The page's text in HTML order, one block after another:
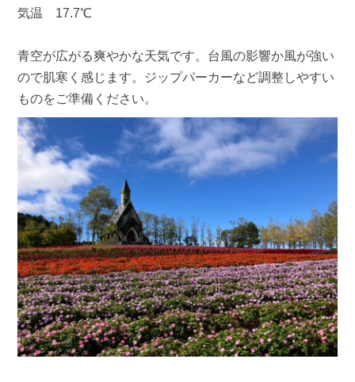
気温 17.7℃
青空が広がる爽やかな天気です。台風の影響か風が強い
ので肌寒く感じます。ジップパーカーなど調整しやすい
ものをご準備ください。